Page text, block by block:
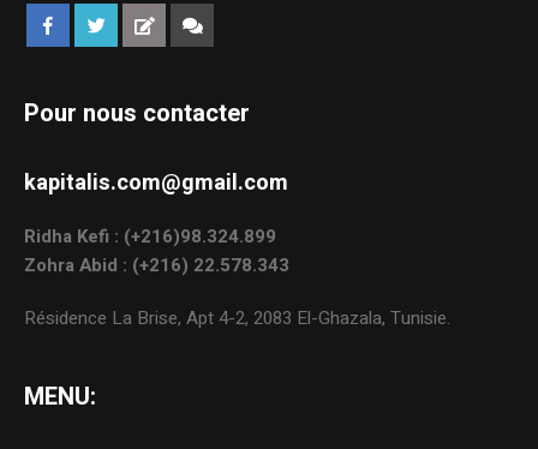
Pour nous contacter
kapitalis.com@gmail.com
Ridha Kefi : (+216)98.324.899
Zohra Abid : (+216) 22.578.343
Résidence La Brise, Apt 4-2, 2083 El-Ghazala, Tunisie.
MENU: